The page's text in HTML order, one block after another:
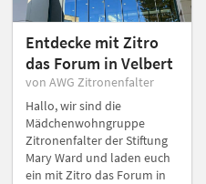
Entdecke mit Zitro
das Forum in Velbert
von AWG Zitronenfalter
Hallo, wir sind die
Mädchenwohngruppe
Zitronenfalter der Stiftung
Mary Ward und laden euch
ein mit Zitro das Forum in